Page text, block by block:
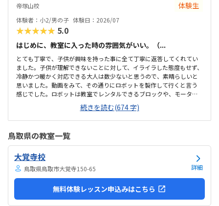
帝塚山校 体験生
体験者：小2/男の子 体験日：2026/07
★★★★★ 5.0
はじめに、教室に入った時の雰囲気がいい。（...
とても丁寧で、子供が興味を持った事に全て丁寧に返答してくれてい
ました。子供が理解できないことに対して、イライラした態度もせず、
冷静かつ暖かく対応できる大人は数少ないと思うので、素晴らしいと
思いました。動画をみて、その通りにロボットを製作して行くと言う
感じでした。ロボットは教室でレンタルできるブロックや、モーター
などです。タブレットの操作も子供自身ができるので、機械に強くな
るなという印象でした。家から自転車ですぐのところにあります。駐
輪スペースもあり、場所も道路面に接しているので、すぐに見つけら
としているので、気が散らず、集中しやすいと思います。個人授業なの
で、割高かなと思いました。生徒2.3人でも大丈夫な感じはします。あ
と、動画を見ながら制作するので、簡単なうちは家でもできる内容か
なと思います。あまり得意な事がなく、自分に...
続きを読む(674 字)
鳥取県の教室一覧
大覚寺校
鳥取県鳥取市大覚寺150-65 詳細
無料体験レッスン申込みはこちら